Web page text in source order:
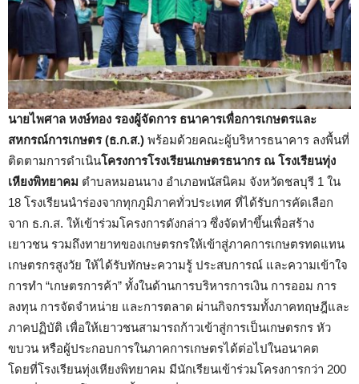
นายไพศาล หงษ์ทอง รองผู้จัดการ ธนาคารเพื่อการเกษตรและ
สหกรณ์การเกษตร (ธ.ก.ส.) พร้อมด้วยคณะผู้บริหารธนาคาร ลงพื้นที่
ติดตามการดำเนินโครงการโรงเรียนเกษตรธนากร ณ โรงเรียนทุ่ง
เหียงพิทยาคม ตำบลหมอนนาง อำเภอพนัสนิคม จังหวัดชลบุรี 1 ใน
18 โรงเรียนนำร่องจากทุกภูมิภาคทั่วประเทศ ที่ได้รับการคัดเลือก
จาก ธ.ก.ส. ให้เข้าร่วมโครงการดังกล่าว ซึ่งจัดทำขึ้นเพื่อสร้าง
เยาวชน รวมถึงทายาทของเกษตรกรให้เข้าสู่ภาคการเกษตรทดแทน
เกษตรกรสูงวัย ให้ได้รับทักษะความรู้ ประสบการณ์ และความเข้าใจ
การทำ “เกษตรการค้า” ทั้งในด้านการบริหารการเงิน การออม การ
ลงทุน การจัดจำหน่าย และการตลาด ผ่านกิจกรรมทั้งภาคทฤษฎีและ
ภาคปฏิบัติ เพื่อให้เยาวชนสามารถก้าวเข้าสู่การเป็นเกษตรกร หัว
ขบวน หรือผู้ประกอบการในภาคการเกษตรได้ต่อไปในอนาคต
โดยที่โรงเรียนทุ่งเหียงพิทยาคม มีนักเรียนเข้าร่วมโครงการกว่า 200